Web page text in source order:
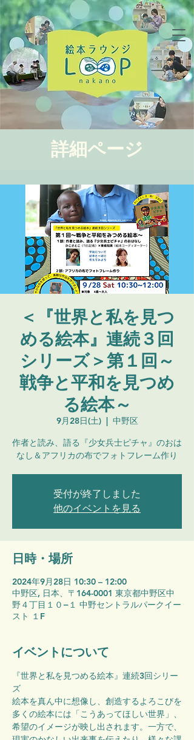
詳細ページ
＜『世界と私を見つ
める絵本』連続３回
シリーズ＞第１回～
戦争と平和を見つめ
る絵本～
9月28日(土)
  |
中野区
作者と読み、語る『少女兵士ピチャ』のおは
なし＆アフリカの布でフォトフレーム作り
受付が終了しました
他のイベントを見る
日時・場所
2024年9月28日 10:30 – 12:00
中野区, 日本、〒164-0001 東京都中野区中
野４丁目１０−１ 中野セントラルパークイー
スト １F
イベントについて
『世界と私を見つめる絵本』連続3回シリー
ズ
絵本を真ん中に想像し、創造するよろこびを
多くの絵本には「こうあってほしい世界」、
希望のイメージが映し出されます。一方で、